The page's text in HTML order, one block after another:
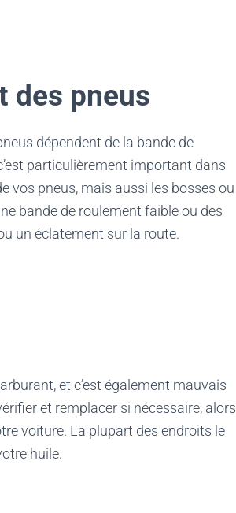
des pneus
dépendent de la bande de
particulièrement important dans
vos pneus, mais aussi les bosses ou
bande de roulement faible ou des
un éclatement sur la route.
et c’est également mauvais
et remplacer si nécessaire, alors
voiture. La plupart des endroits le
huile.